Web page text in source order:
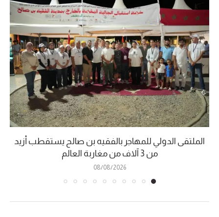
الملتقى الدولي للمهاجر بالفقيه بن صالح يستقطب أزيد
من 3 آلاف من مغاربة العالم
08/08/2026